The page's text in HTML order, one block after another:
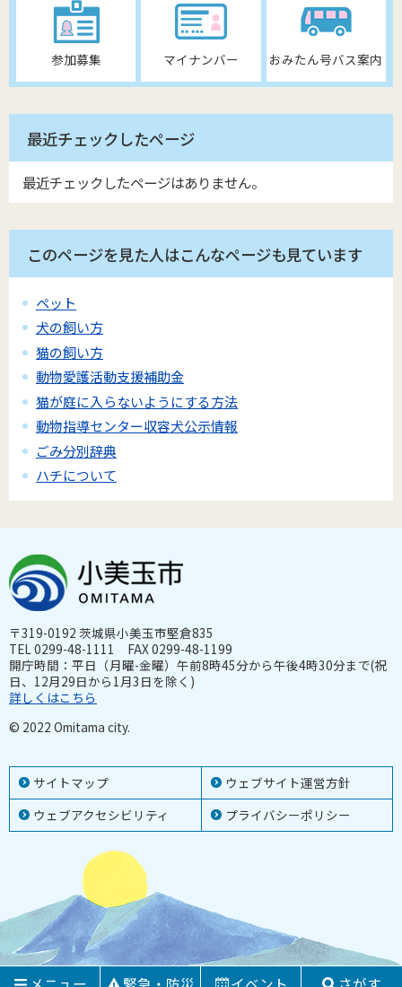
参加募集 マイナンバー おみたん号バス案内
最近チェックしたページ
最近チェックしたページはありません。
このページを見た人はこんなページも見ています
ペット
犬の飼い方
猫の飼い方
動物愛護活動支援補助金
猫が庭に入らないようにする方法
動物指導センター収容犬公示情報
ごみ分別辞典
ハチについて
サイトマップ
ウェブサイト運営方針
ウェブアクセシビリティ
プライバシーポリシー
〒319-0192 茨城県小美玉市堅倉835
TEL 0299-48-1111 FAX 0299-48-1199
開庁時間：平日（月曜-金曜）午前8時45分から午後4時30分まで(祝
日、12月29日から1月3日を除く)
詳しくはこちら
© 2022 Omitama city.